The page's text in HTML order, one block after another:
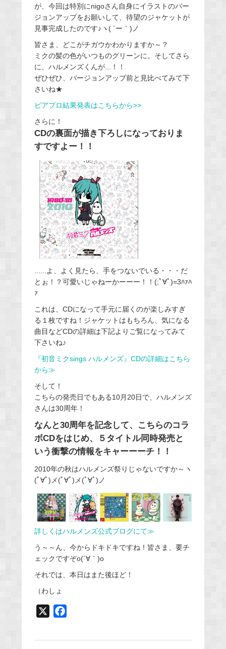
が、今回は特別にnigoさん自身にイラストのバー
ジョンアップをお願いして、待望のジャケットが
見事完成したのです♪ヽ( ´ー｀)ノ
皆さま、どこがチガウかわかりますか～？
ミクの髪の色がいつものグリーンに。そしてさら
に、ハルメンズくんが...！！
ぜひぜひ、バージョンアップ前と見比べてみて下
さいね★
ピアプロ結果発表はこちらから>>
さらに！
CDの裏面が描き下ろしになっておりま
すですよー！！
......よ、よく見たら、手をつないでいる・・・だ
とぉ！？可愛いじゃねーかーーー！！(;ﾟ∀ﾟ)=3ﾊｧﾊ
ｧ
これは、CDになって手元に届くのが楽しみすぎ
る１枚ですね！ジャケットはもちろん、気になる
曲目などCDの詳細は下記よりご覧になってみて
下さいね♪
『初音ミクsings ハルメンズ』CDの詳細はこちら
から≫
そして！
こちらの発売日でもある10月20日で、ハルメンズ
さんは30周年！
なんと30周年を記念して、こちらのコラ
ボCDをはじめ、５タイトル同時発売と
いう衝撃の情報をキャーーーチ！！
2010年の秋はハルメンズ祭りじゃないですか～ヽ
(ﾟ∀ﾟ)メ(ﾟ∀ﾟ)メ(ﾟ∀ﾟ)ノ
詳しくはハルメンズ公式ブログにて≫
う～～ん、今からドキドキですね！皆さま、要チ
ェックですぞo(´∀｀)o
それでは、本日はまた後ほど！
（わしょ